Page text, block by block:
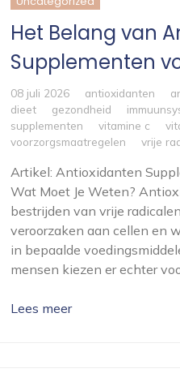
Het Belang van
Supplementen
08 juli 2026 antioxidanten
dieet
gezondheid
supplementen
vitamine c
voorzorgsmaatregelen
vrije
Artikel: Antioxidanten
Wat Moet Je Weten?
bestrijden van vrije
veroorzaken aan cellen en
in bepaalde
mensen kiezen er echter
Lees meer